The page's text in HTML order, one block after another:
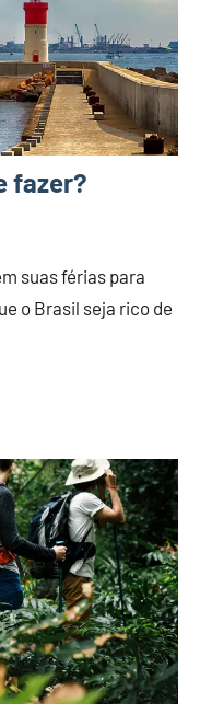
fazer?
suas férias para
o Brasil seja rico de